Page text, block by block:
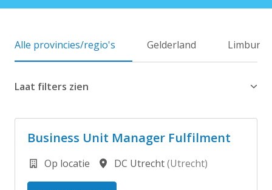
Alle provincies/regio's Gelderland Limburg
Laat filters zien
Business Unit Manager Fulfilment
Op locatie DC Utrecht(Utrecht)